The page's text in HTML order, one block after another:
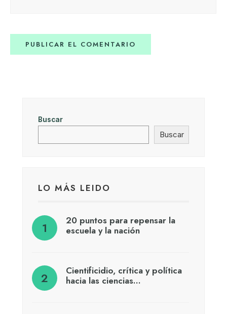
Buscar
Buscar
LO MÁS LEIDO
20 puntos para repensar la
escuela y la nación
Cientificidio, crítica y política
hacia las ciencias…